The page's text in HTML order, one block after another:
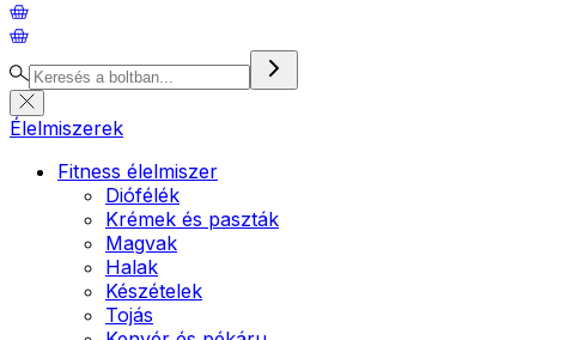
Élelmiszerek
Fitness élelmiszer
Diófélék
Krémek és paszták
Magvak
Halak
Készételek
Tojás